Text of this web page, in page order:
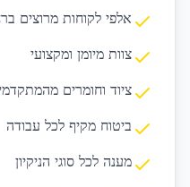
אלפי לקוחות מרוצים
צוות מיומן ומקצועי
ציוד וחומרים
ביטוח מקיף לכל עבודה
מענה לכל סוגי הניקיון